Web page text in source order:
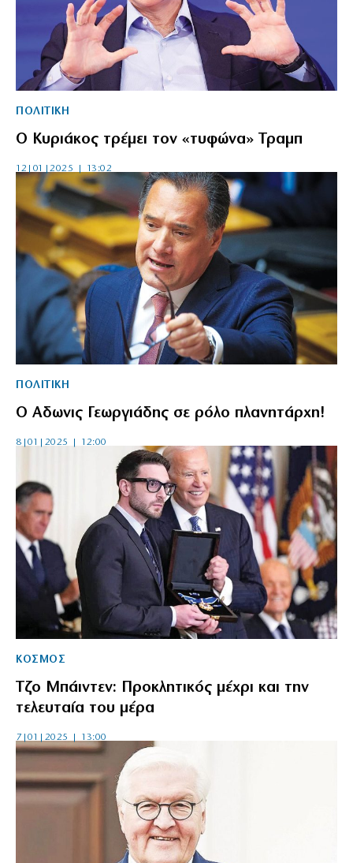
ΠΟΛΙΤΙΚΗ
Ο Κυριάκος τρέμει τον «τυφώνα» Τραμπ
12|01|2025 | 13:02
ΠΟΛΙΤΙΚΗ
Ο Αδωνις Γεωργιάδης σε ρόλο πλανητάρχη!
8|01|2025 | 12:00
ΚΟΣΜΟΣ
Τζο Μπάιντεν: Προκλητικός μέχρι και την
τελευταία του μέρα
7|01|2025 | 13:00